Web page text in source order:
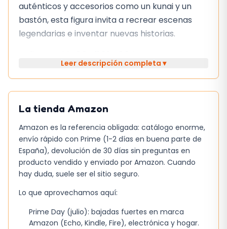
auténticos y accesorios como un kunai y un
bastón, esta figura invita a recrear escenas
legendarias e inventar nuevas historias.
poco, lo que la hace fácil de llevar y exhibir. El
set incluye la figura de Yamato con una
chaqueta verde y su típica máscara con
protector de mejillas, así como los accesorios
mencionados anteriormente.
Beneficios y ventajas
Esta figura de PLAYMOBIL ofrece varias
ventajas para los fans del anime y los
coleccionistas. Por un lado, es una figura
detallada y auténtica que refleja la
personalidad y el estilo del personaje. Por otro
Leer descripción completa ▾
La tienda Amazon
Amazon es la referencia obligada: catálogo enorme,
envío rápido con Prime (1-2 días en buena parte de
España), devolución de 30 días sin preguntas en
producto vendido y enviado por Amazon. Cuando
hay duda, suele ser el sitio seguro.
Lo que aprovechamos aquí:
Prime Day (julio): bajadas fuertes en marca
Amazon (Echo, Kindle, Fire), electrónica y hogar.